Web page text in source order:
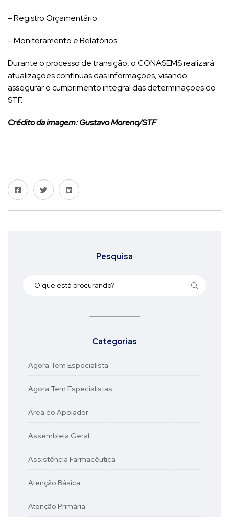
– Registro Orçamentário
– Monitoramento e Relatórios
Durante o processo de transição, o CONASEMS realizará
atualizações contínuas das informações, visando
assegurar o cumprimento integral das determinações do
STF.
Crédito da imagem: Gustavo Moreno/STF
Pesquisa
Categorias
Agora Tem Especialista
Agora Tem Especialistas
Área do Apoiador
Assembleia Geral
Assistência Farmacêutica
Atenção Básica
Atenção Primária